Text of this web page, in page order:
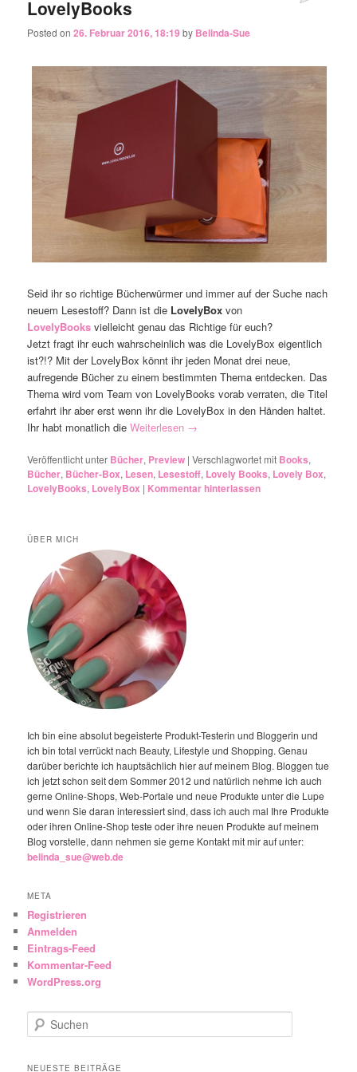
LovelyBooks
Posted on26. Februar 2016, 18:19 by Belinda-Sue
Seid ihr so richtige Bücherwürmer und immer auf der Suche nach
neuem Lesestoff? Dann ist die LovelyBoxvon
LovelyBooks vielleicht genau das Richtige für euch?
Jetzt fragt ihr euch wahrscheinlich was die LovelyBox eigentlich
ist?!? Mit der LovelyBox könnt ihr jeden Monat drei neue,
aufregende Bücher zu einem bestimmten Thema entdecken. Das
Thema wird vom Team von LovelyBooks vorab verraten, die Titel
erfahrt ihr aber erst wenn ihr die LovelyBox in den Händen haltet.
Ihr habt monatlich dieWeiterlesen →
Veröffentlicht unter Bücher, Preview |Verschlagwortet mit Books,
Bücher, Bücher-Box, Lesen, Lesestoff, Lovely Books, Lovely Box,
LovelyBooks, LovelyBox | Kommentar hinterlassen
ÜBER MICH
Ich bin eine absolut begeisterte Produkt-Testerin und Bloggerin und
ich bin total verrückt nach Beauty, Lifestyle und Shopping. Genau
darüber berichte ich hauptsächlich hier auf meinem Blog. Bloggen tue
ich jetzt schon seit dem Sommer 2012 und natürlich nehme ich auch
gerne Online-Shops, Web-Portale und neue Produkte unter die Lupe
und wenn Sie daran interessiert sind, dass ich auch mal Ihre Produkte
oder ihren Online-Shop teste oder ihre neuen Produkte auf meinem
Blog vorstelle, dann nehmen sie gerne Kontakt mit mir auf unter:
belinda_sue@web.de
META
Registrieren
Anmelden
Eintrags-Feed
Kommentar-Feed
WordPress.org
Suchen
NEUESTE BEITRÄGE